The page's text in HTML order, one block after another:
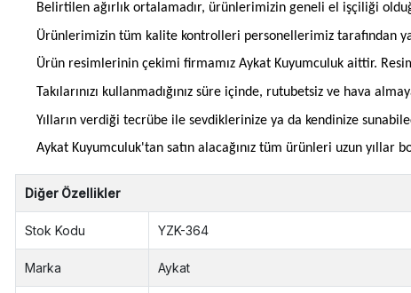
Belirtilen ağırlık ortalamadır, ürünlerimizin geneli el işçiliği
Ürünlerimizin tüm kalite kontrolleri personellerimiz tarafından
Ürün resimlerinin çekimi firmamız Aykat Kuyumculuk aittir.
Takılarınızı kullanmadığınız süre içinde, rutubetsiz ve hava
Yılların verdiği tecrübe ile sevdiklerinize ya da kendinize
Aykat Kuyumculuk'tan satın alacağınız tüm ürünleri uzun yıllar
Diğer Özellikler
Stok Kodu YZK-364
Marka Aykat